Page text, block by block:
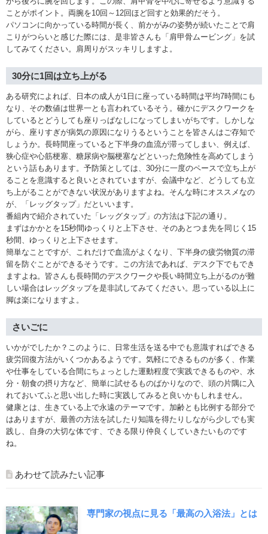
ことがポイント。両腕を10回～12回ほど回すと効果的だそう。
パソコンに向かっている時間が長く、前かがみの姿勢が続いたことで肩
こりがつらいと感じた際には、是非皆さんも「肩甲骨ムービング」を試
してみてください。肩周りがスッキリしますよ。
30分に1回は立ち上がる
ある研究によれば、日本の成人が1日に座っている時間は平均7時間にも
なり、その数値は世界一とも言われているそう。確かにデスクワークを
しているとどうしても座りっぱなしになってしまいがちです。しかしな
がら、座りすぎが病気の原因になりうるということを皆さんはご存知で
しょうか。長時間座っていると下半身の血流が滞ってしまい、例えば、
狭心症や心筋梗塞、糖尿病や脳梗塞などといった危険性を高めてしまう
という話もあります。予防策としては、30分に一度のペースで立ち上が
ることを意識すると良いとされていますが、会議中など、どうしても立
ち上がることができない状況がありますよね。そんな時にオススメなの
が、「レッグタップ」だといいます。
番組内で紹介されていた「レッグタップ」の方法は下記の通り。
まずはかかとを15秒間ゆっくりと上下させ、そのあとつま先を同じく15
秒間、ゆっくりと上下させます。
簡単なことですが、これだけで血流がよくなり、下半身の疲労物質の滞
留を防ぐことができるそうです。この方法であれば、デスク下でもでき
ますよね。皆さんも長時間のデスクワークや長い時間立ち上がるのが難
しい場合はレッグタップを是非試してみてください。思っている以上に
脚は楽になりますよ。
さいごに
いかがでしたか？このように、日常生活を送る中でも意識すればできる
疲労回復方法がいくつかあるようです。気軽にできるものが多く、作業
や仕事をしている合間にちょっとした運動程度で実践できるものや、水
分・朝食の摂り方など、簡単に試せるものばかりなので、頭の片隅に入
れておいてふと思い出した時に実践してみると良いかもしれません。
健康とは、生きている上で永遠のテーマです。加齢とも比例する部分で
はありますが、最善の方法を試したり知識を得たりしながら少しでも実
践し、自身の大切な体です、できる限り仲良くしていきたいものです
ね。
あわせて読みたい記事
専門家の視点に見る「最高の入浴法」とは